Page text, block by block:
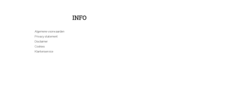
INFO
Algemene voorwaarden
Privacy statement
Disclaimer
Cookies
Klantenservice